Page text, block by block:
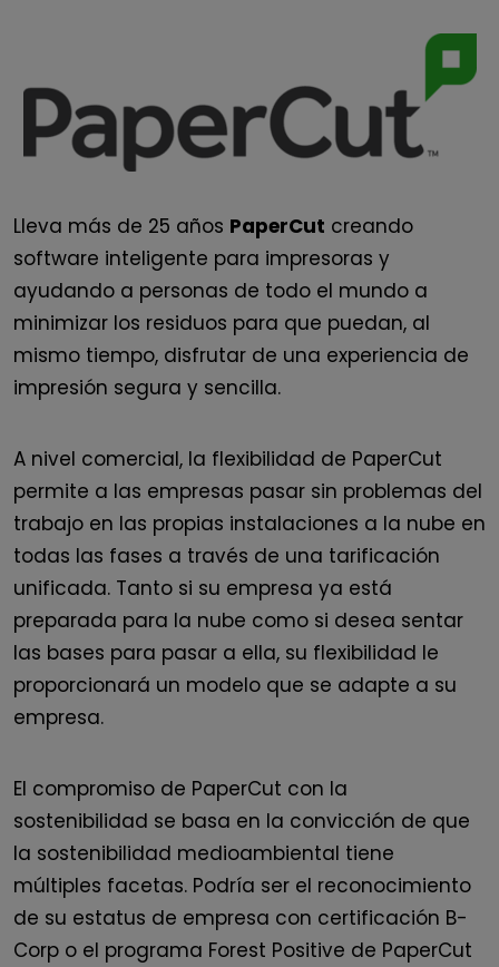
Lleva más de 25 años PaperCut creando
software inteligente para impresoras y
ayudando a personas de todo el mundo a
minimizar los residuos para que puedan, al
mismo tiempo, disfrutar de una experiencia de
impresión segura y sencilla.
A nivel comercial, la flexibilidad de PaperCut
permite a las empresas pasar sin problemas del
trabajo en las propias instalaciones a la nube en
todas las fases a través de una tarificación
unificada. Tanto si su empresa ya está
preparada para la nube como si desea sentar
las bases para pasar a ella, su flexibilidad le
proporcionará un modelo que se adapte a su
empresa.
El compromiso de PaperCut con la
sostenibilidad se basa en la convicción de que
la sostenibilidad medioambiental tiene
múltiples facetas. Podría ser el reconocimiento
de su estatus de empresa con certificación B-
Corp o el programa Forest Positive de PaperCut